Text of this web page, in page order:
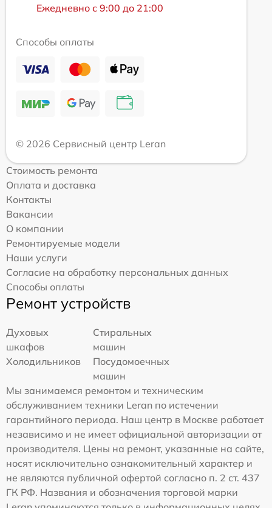
Ежедневно с 9:00 до 21:00
Способы оплаты
© 2026 Сервисный центр Leran
Стоимость ремонта
Оплата и доставка
Контакты
Вакансии
О компании
Ремонтируемые модели
Наши услуги
Согласие на обработку персональных данных
Способы оплаты
Ремонт устройств
Духовых
шкафов
Стиральных
машин
Холодильников
Посудомоечных
машин
Мы занимаемся ремонтом и техническим
обслуживанием техники Leran по истечении
гарантийного периода. Наш центр в Москве работает
независимо и не имеет официальной авторизации от
производителя. Цены на ремонт, указанные на сайте,
носят исключительно ознакомительный характер и
не являются публичной офертой согласно п. 2 ст. 437
ГК РФ. Названия и обозначения торговой марки